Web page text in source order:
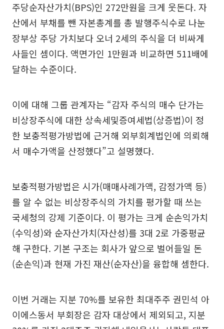
주당순자산가치(BPS)인 272만원을 크게 웃돈다. 자
산에서 부채를 뺀 자본총계를 총 발행주식수로 나눈
장부상 주당 가치보다 오너 2세의 주식을 더 비싸게
사들인 셈이다. 액면가인 1만원과 비교하면 511배에
달하는 수준이다.
이에 대해 그룹 관계자는 “감자 주식의 매수 단가는
비상장주식에 대한 상속세및증여세법(상증법)이 정
한 보충적평가방법에 근거해 외부회계법인에 의뢰해
서 매수가액을 산정했다”고 설명했다.
보충적평가방법은 시가(매매사례가액, 감정가액 등)
를 알 수 없는 비상장주식의 가치를 평가할 때 쓰는
국세청의 강제 기준이다. 이 평가는 크게 순손익가치
(수익성)와 순자산가치(자산성)를 3대 2로 가중평균
해 구한다. 기본 구조는 회사가 앞으로 벌어들일 돈
(순손익)과 현재 가진 재산(순자산)을 융합해 셈한다.
이번 거래는 지분 70%를 보유한 최대주주 권민석 아
이에스동서 부회장은 감자 대상에서 제외되고, 지분